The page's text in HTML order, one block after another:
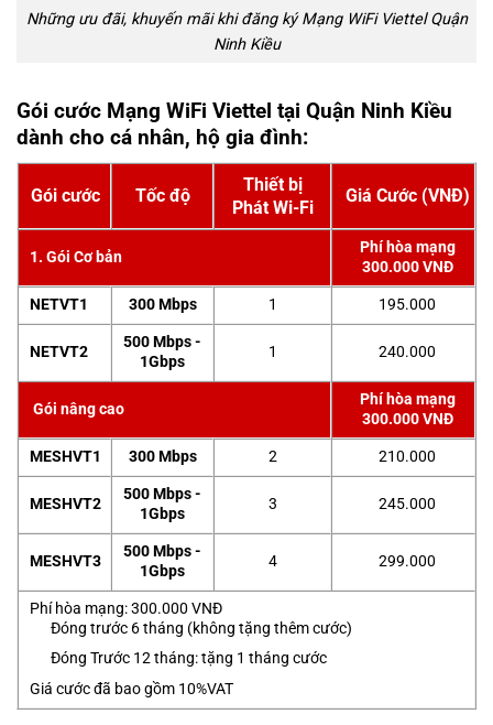
Những ưu đãi, khuyến mãi khi đăng ký Mạng WiFi Viettel Quận
Ninh Kiều
Gói cước Mạng WiFi Viettel tại Quận Ninh Kiều
dành cho cá nhân, hộ gia đình:
Gói cước Tốc độ
Thiết bị
Phát Wi-Fi
Giá Cước (VNĐ)
1. Gói Cơ bản
Phí hòa mạng
300.000 VNĐ
NETVT1
300 Mbps 1 195.000
NETVT2
500 Mbps -
1Gbps
1 240.000
Gói nâng cao
Phí hòa mạng
300.000 VNĐ
MESHVT1
300 Mbps 2 210.000
MESHVT2
500 Mbps -
1Gbps
3 245.000
MESHVT3
500 Mbps -
1Gbps
4 299.000
Phí hòa mạng: 300.000 VNĐ
Đóng trước 6 tháng (không tặng thêm cước)
Đóng Trước 12 tháng: tặng 1 tháng cước
Giá cước đã bao gồm 10%VAT